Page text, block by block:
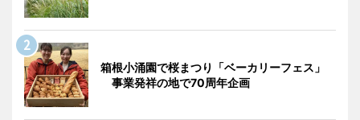
箱根小涌園で桜まつり「ベーカリーフェス」
事業発祥の地で70周年企画